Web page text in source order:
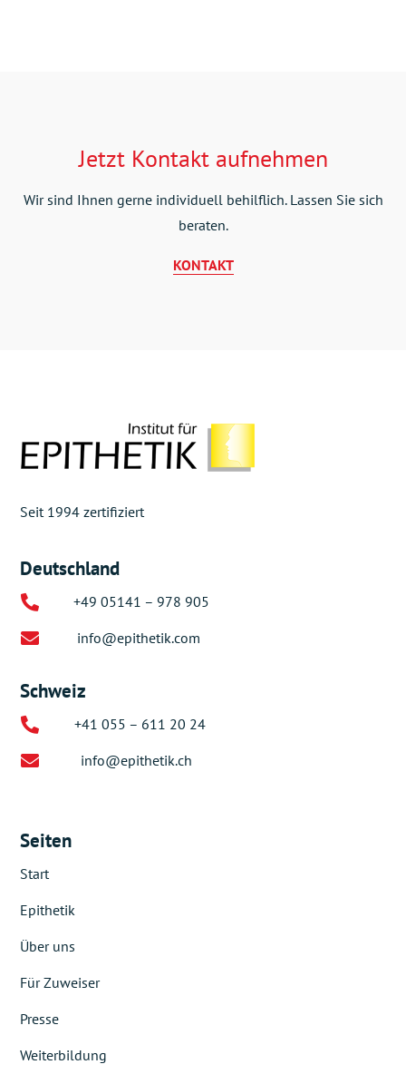
Jetzt Kontakt aufnehmen
Wir sind Ihnen gerne individuell behilflich. Lassen Sie sich
beraten.
KONTAKT
Seit 1994 zertifiziert
Deutschland
 +49 05141 – 978 905
 info@epithetik.com
Schweiz
 +41 055 – 611 20 24
 info@epithetik.ch
Seiten
Start
Epithetik
Über uns
Für Zuweiser
Presse
Weiterbildung